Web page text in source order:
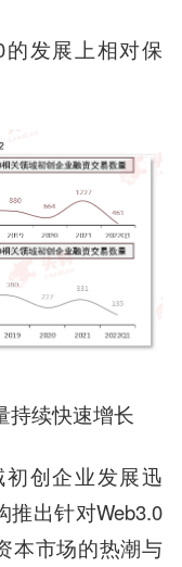
的发展上相对保
持续快速增长
初创企业发展迅
出针对Web3.0
本市场的热潮与